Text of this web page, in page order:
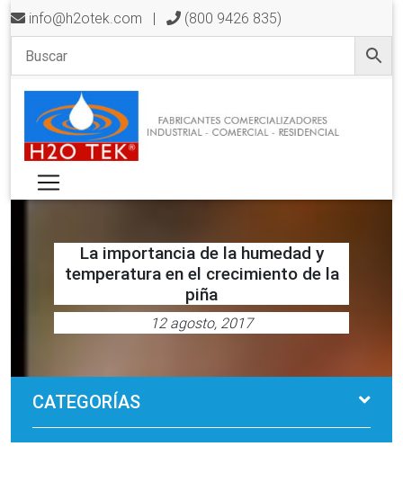
info@h2otek.com | (800 9426 835)
La importancia de la humedad y
temperatura en el crecimiento de la
piña
12 agosto, 2017
CATEGORÍAS